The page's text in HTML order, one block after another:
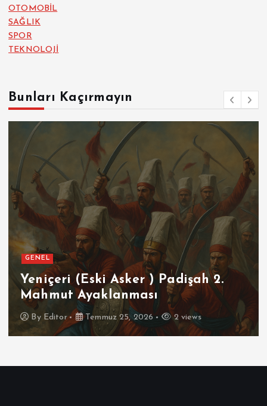
OTOMOBİL
SAĞLIK
SPOR
TEKNOLOJİ
Bunları Kaçırmayın
GENEL
Yeniçeri (Eski Asker ) Padişah 2.
Mahmut Ayaklanması
By Editor Temmuz 25, 2026 2 views